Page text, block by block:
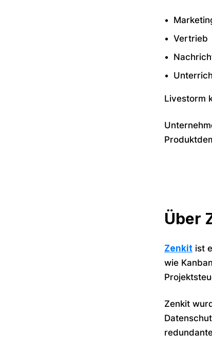
Vertrieb
Livestorm
Über
Zenkit ist
wie
Zenkit